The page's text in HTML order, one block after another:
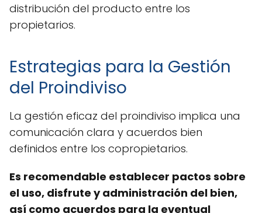
distribución del producto entre los
propietarios.
Estrategias para la Gestión
del Proindiviso
La gestión eficaz del proindiviso implica una
comunicación clara y acuerdos bien
definidos entre los copropietarios.
Es recomendable establecer pactos sobre
el uso, disfrute y administración del bien,
así como acuerdos para la eventual